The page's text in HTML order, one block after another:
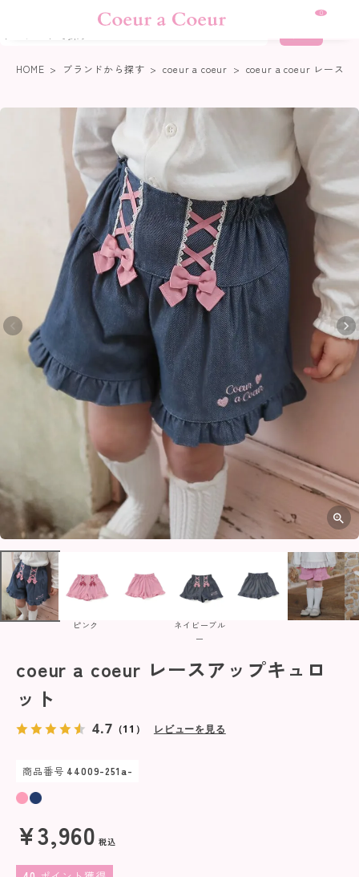
0
HOME ブランドから探す coeur a coeur coeur a coeur レースア
ピンク
ネイビーブル
ー
coeur a coeur レースアップキュロ
ット
4.7 （11） レビューを見る
商品番号 44009-251a-
¥3,960 税込